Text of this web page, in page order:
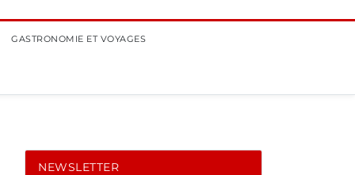
GASTRONOMIE ET VOYAGES
NEWSLETTER